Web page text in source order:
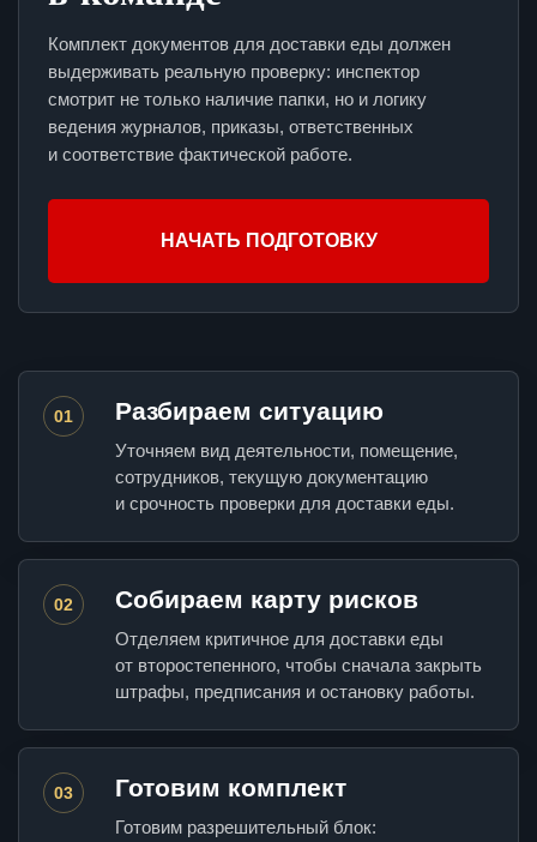
Комплект документов для доставки еды должен
выдерживать реальную проверку: инспектор
смотрит не только наличие папки, но и логику
ведения журналов, приказы, ответственных
и соответствие фактической работе.
НАЧАТЬ ПОДГОТОВКУ
01 Разбираем ситуацию
Уточняем вид деятельности, помещение,
сотрудников, текущую документацию
и срочность проверки для доставки еды.
02 Собираем карту рисков
Отделяем критичное для доставки еды
от второстепенного, чтобы сначала закрыть
штрафы, предписания и остановку работы.
03 Готовим комплект
Готовим разрешительный блок: